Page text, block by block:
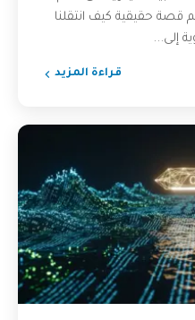
قصة حقيقية كيف انتقلنا
إلى...
قراءة المزيد